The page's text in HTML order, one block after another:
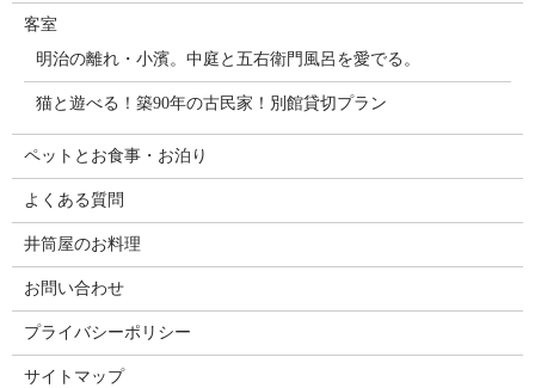
客室
明治の離れ・小濱。中庭と五右衛門風呂を愛でる。
猫と遊べる！築90年の古民家！別館貸切プラン
ペットとお食事・お泊り
よくある質問
井筒屋のお料理
お問い合わせ
プライバシーポリシー
サイトマップ